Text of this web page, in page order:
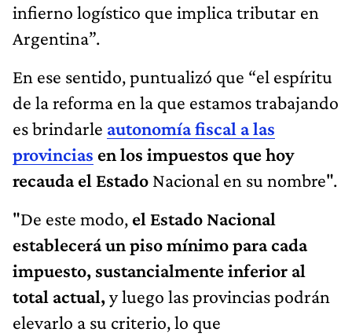
infierno logístico que implica tributar en
Argentina”.
En ese sentido, puntualizó que “el espíritu
de la reforma en la que estamos trabajando
es brindarle autonomía fiscal a las
provincias en los impuestos que hoy
recauda el Estado Nacional en su nombre".
"De este modo, el Estado Nacional
establecerá un piso mínimo para cada
impuesto, sustancialmente inferior al
total actual,y luego las provincias podrán
elevarlo a su criterio, lo que